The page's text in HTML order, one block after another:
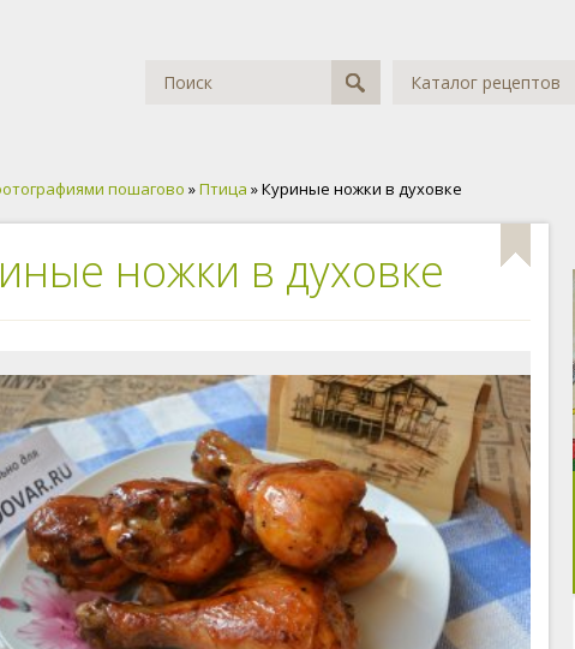
Каталог рецептов
пошагово »Птица » Куриные ножки в духовке
ножки в духовке